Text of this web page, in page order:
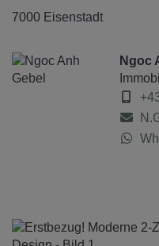
7000 Eisenstadt
Ngoc